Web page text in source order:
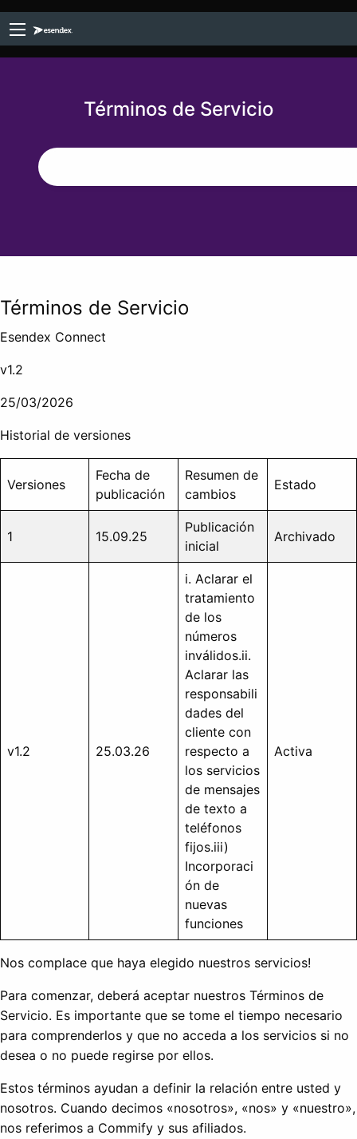
Términos de Servicio
Términos de Servicio
Esendex Connect
v1.2
25/03/2026
Historial de versiones
Versiones
Fecha de
publicación
Resumen de
cambios
Estado
1 15.09.25
Publicación
inicial
Archivado
v1.2 25.03.26
i. Aclarar el
tratamiento
de los
números
inválidos.ii.
Aclarar las
responsabili
dades del
cliente con
respecto a
los servicios
de mensajes
de texto a
teléfonos
fijos.iii)
Incorporaci
ón de
nuevas
funciones
Activa
Nos complace que haya elegido nuestros servicios!
Para comenzar, deberá aceptar nuestros Términos de
Servicio. Es importante que se tome el tiempo necesario
para comprenderlos y que no acceda a los servicios si no
desea o no puede regirse por ellos.
Estos términos ayudan a definir la relación entre usted y
nosotros. Cuando decimos «nosotros», «nos» y «nuestro»,
nos referimos a Commify y sus afiliados.